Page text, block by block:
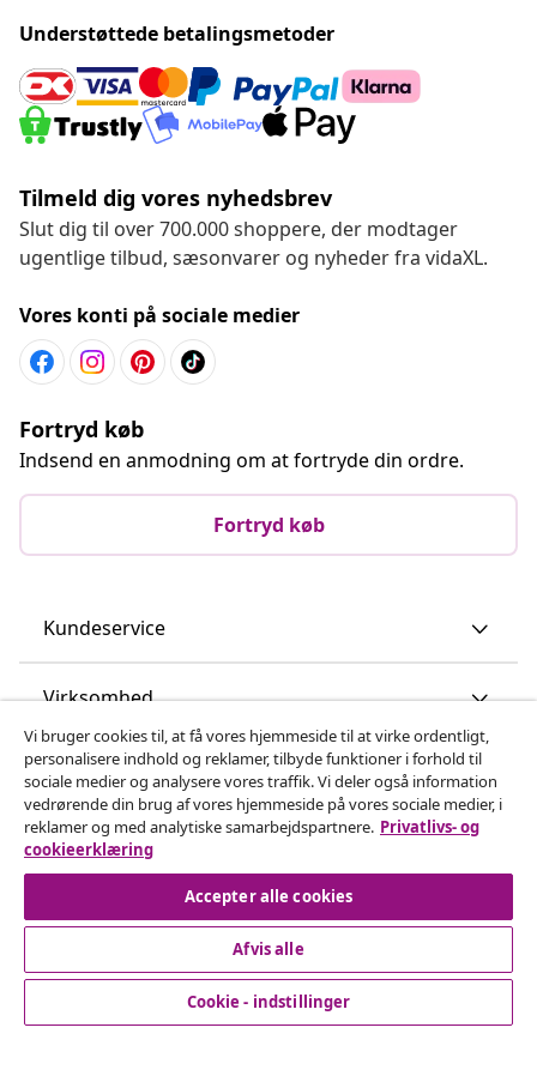
Understøttede betalingsmetoder
Tilmeld dig vores nyhedsbrev
Slut dig til over 700.000 shoppere, der modtager
ugentlige tilbud, sæsonvarer og nyheder fra vidaXL.
Vores konti på sociale medier
Fortryd køb
Indsend en anmodning om at fortryde din ordre.
Fortryd køb
Kundeservice
Virksomhed
vidaXL
Opdag mere
© 2008-2026 www.vidaxl.dk er et website under vidaXL
Vi bruger cookies til, at få vores hjemmeside til at virke ordentligt,
personalisere indhold og reklamer, tilbyde funktioner i forhold til
sociale medier og analysere vores traffik. Vi deler også information
vedrørende din brug af vores hjemmeside på vores sociale medier, i
reklamer og med analytiske samarbejdspartnere. Privatlivs- og
cookieerklæring
Accepter alle cookies
Afvis alle
Cookie - indstillinger